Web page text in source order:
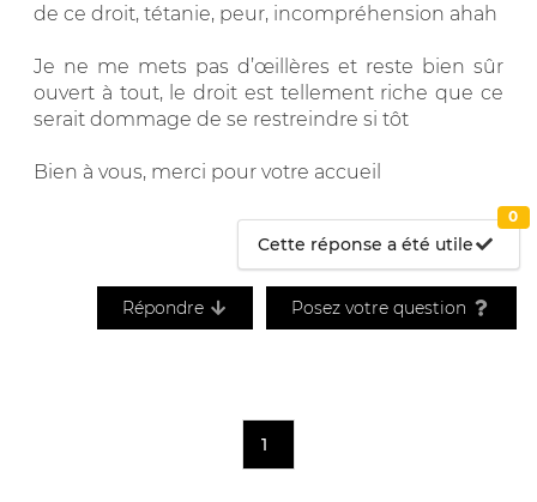
de ce droit, tétanie, peur, incompréhension ahah
Je ne me mets pas d’œillères et reste bien sûr
ouvert à tout, le droit est tellement riche que ce
serait dommage de se restreindre si tôt
Bien à vous, merci pour votre accueil
Cette réponse a été utile
0
Répondre Posez votre question
1